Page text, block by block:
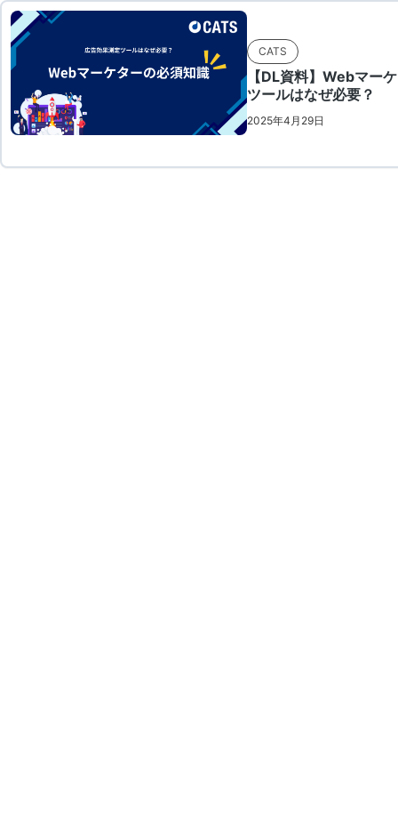
CATS
【DL資料】Webマー
ツールはなぜ必要？
2025年4月29日